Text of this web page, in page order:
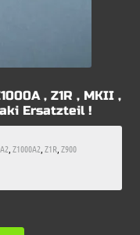
, Z1R , MKII ,
Ersatzteil !
,Z1000A2,Z1R,Z900